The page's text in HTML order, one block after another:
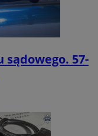
sądowego. 57-